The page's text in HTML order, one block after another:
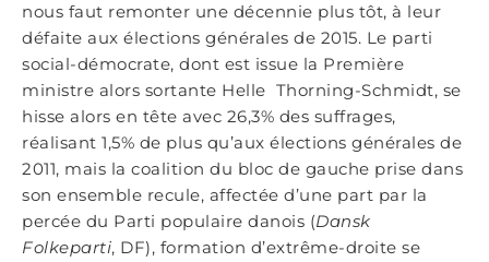
nous faut remonter une décennie plus tôt, à leur
défaite aux élections générales de 2015. Le parti
social-démocrate, dont est issue la Première
ministre alors sortante Helle Thorning-Schmidt, se
hisse alors en tête avec 26,3% des suffrages,
réalisant 1,5% de plus qu’aux élections générales de
2011, mais la coalition du bloc de gauche prise dans
son ensemble recule, affectée d’une part par la
percée du Parti populaire danois (Dansk
Folkeparti, DF), formation d’extrême-droite se